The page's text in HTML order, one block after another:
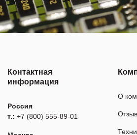
Контактная
информация
Россия
т.: +7 (800) 555-89-01
О